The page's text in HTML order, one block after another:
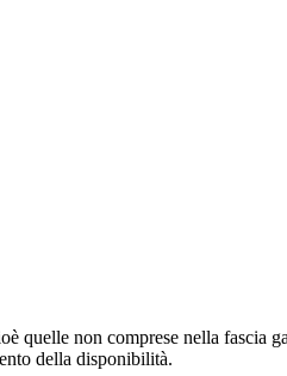
quelle non comprese nella fascia
della disponibilità.